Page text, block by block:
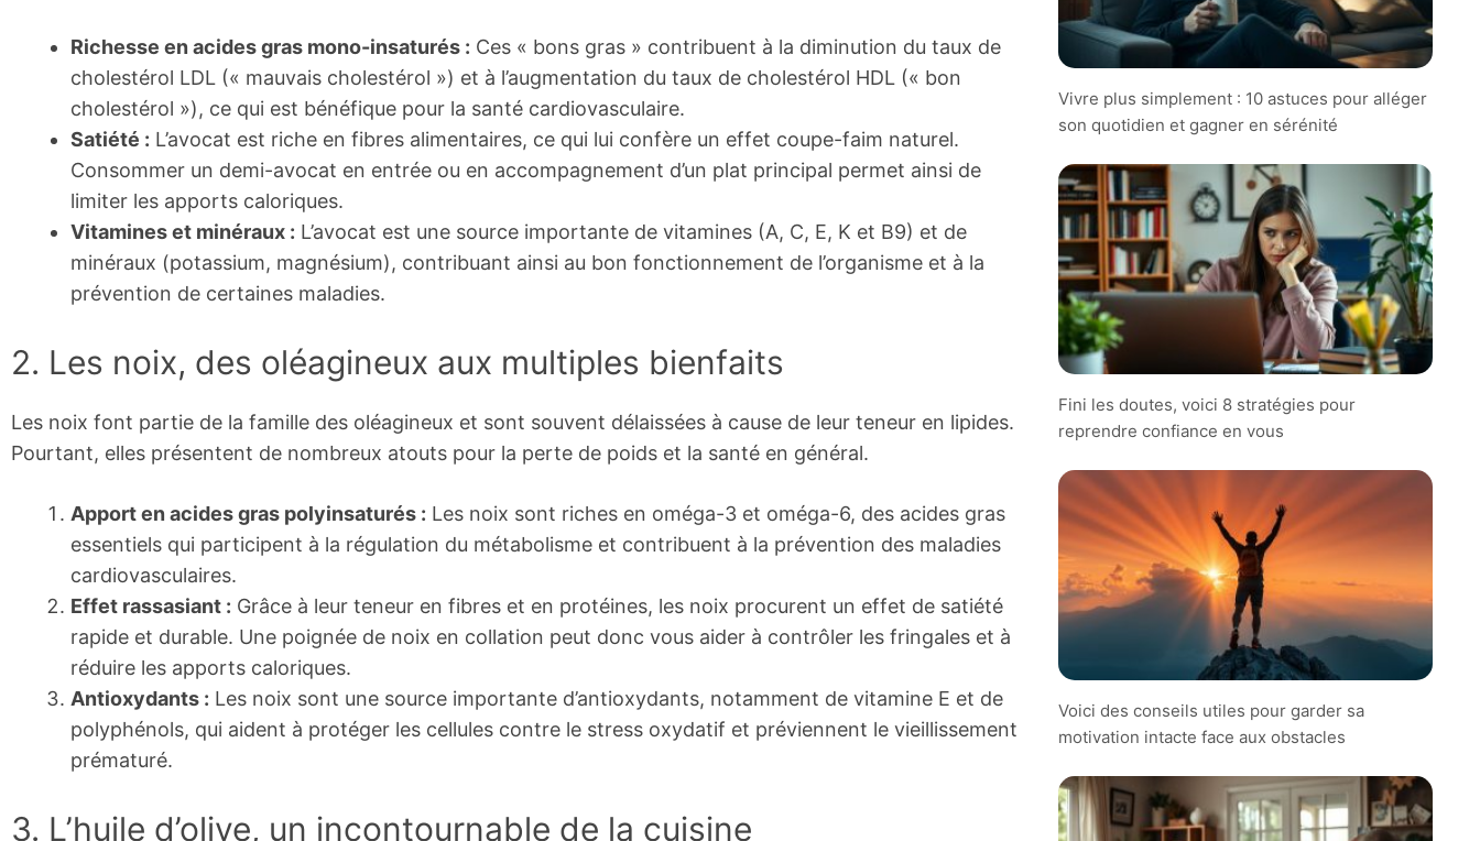
Richesse en acides gras mono-insaturés : Ces « bons gras » contribuent à la diminution du taux de
cholestérol LDL (« mauvais cholestérol ») et à l’augmentation du taux de cholestérol HDL (« bon
cholestérol »), ce qui est bénéfique pour la santé cardiovasculaire.
Satiété : L’avocat est riche en fibres alimentaires, ce qui lui confère un effet coupe-faim naturel.
Consommer un demi-avocat en entrée ou en accompagnement d’un plat principal permet ainsi de
limiter les apports caloriques.
Vitamines et minéraux : L’avocat est une source importante de vitamines (A, C, E, K et B9) et de
minéraux (potassium, magnésium), contribuant ainsi au bon fonctionnement de l’organisme et à la
prévention de certaines maladies.
2. Les noix, des oléagineux aux multiples bienfaits
Les noix font partie de la famille des oléagineux et sont souvent délaissées à cause de leur teneur en lipides.
Pourtant, elles présentent de nombreux atouts pour la perte de poids et la santé en général.
Apport en acides gras polyinsaturés : Les noix sont riches en oméga-3 et oméga-6, des acides gras
essentiels qui participent à la régulation du métabolisme et contribuent à la prévention des maladies
cardiovasculaires.
Effet rassasiant : Grâce à leur teneur en fibres et en protéines, les noix procurent un effet de satiété
rapide et durable. Une poignée de noix en collation peut donc vous aider à contrôler les fringales et à
réduire les apports caloriques.
Antioxydants : Les noix sont une source importante d’antioxydants, notamment de vitamine E et de
polyphénols, qui aident à protéger les cellules contre le stress oxydatif et préviennent le vieillissement
prématuré.
3. L’huile d’olive, un incontournable de la cuisine
Vivre plus simplement : 10 astuces pour alléger
son quotidien et gagner en sérénité
Fini les doutes, voici 8 stratégies pour
reprendre confiance en vous
Voici des conseils utiles pour garder sa
motivation intacte face aux obstacles